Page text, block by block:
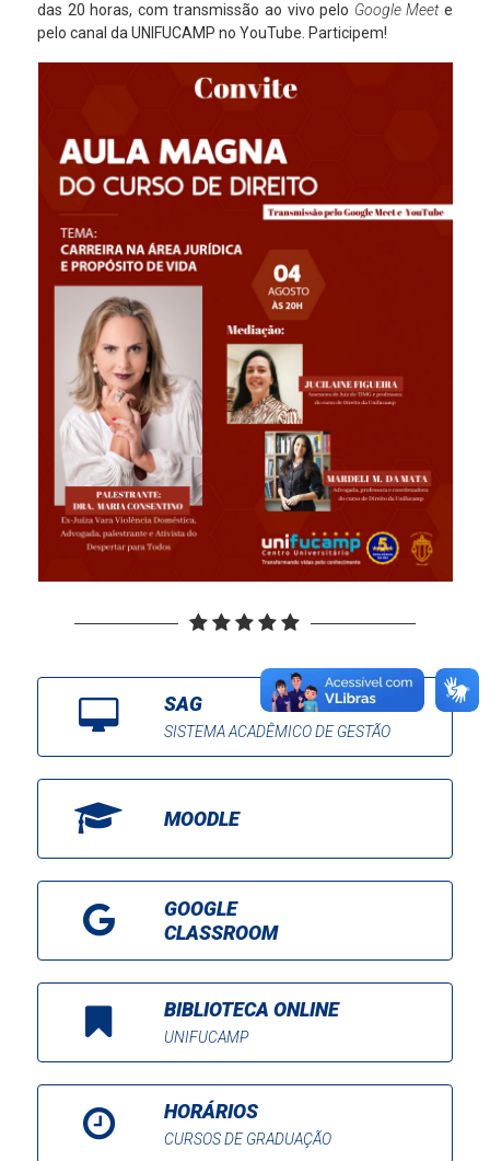
das 20 horas, com transmissão ao vivo pelo Google Meete
pelo canal da UNIFUCAMP no YouTube. Participem!
SAG
SISTEMA ACADÊMICO DE GESTÃO
MOODLE
GOOGLE
CLASSROOM
BIBLIOTECA ONLINE
UNIFUCAMP
HORÁRIOS
CURSOS DE GRADUAÇÃO